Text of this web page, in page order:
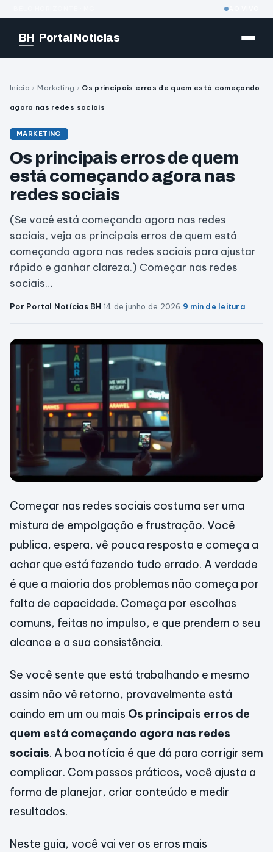
BH Portal Notícias
Início › Marketing › Os principais erros de quem está começando
agora nas redes sociais
MARKETING
Os principais erros de quem
está começando agora nas
redes sociais
(Se você está começando agora nas redes
sociais, veja os principais erros de quem está
começando agora nas redes sociais para ajustar
rápido e ganhar clareza.) Começar nas redes
sociais…
Por Portal Notícias BH·14 de junho de 2026·9 min de leitura
Começar nas redes sociais costuma ser uma
mistura de empolgação e frustração. Você
publica, espera, vê pouca resposta e começa a
achar que está fazendo tudo errado. A verdade
é que a maioria dos problemas não começa por
falta de capacidade. Começa por escolhas
comuns, feitas no impulso, e que prendem o seu
alcance e a sua consistência.
Se você sente que está trabalhando e mesmo
assim não vê retorno, provavelmente está
caindo em um ou mais Os principais erros de
quem está começando agora nas redes
sociais. A boa notícia é que dá para corrigir sem
complicar. Com passos práticos, você ajusta a
forma de planejar, criar conteúdo e medir
resultados.
Neste guia, você vai ver os erros mais